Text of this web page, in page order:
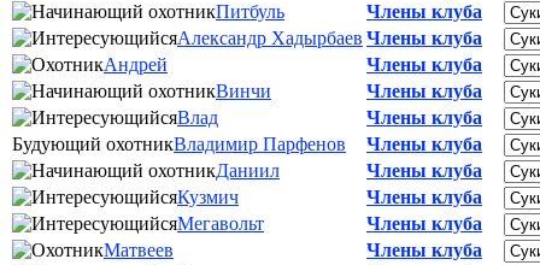
Питбуль
Члены клуба
Александр Хадырбаев Члены клуба
Андрей
Члены клуба
Винчи
Члены клуба
Влад
Члены клуба
Будующий охотникВладимир Парфенов
Члены клуба
Даниил
Члены клуба
Кузмич
Члены клуба
Мегавольт
Члены клуба
Матвеев
Члены клуба